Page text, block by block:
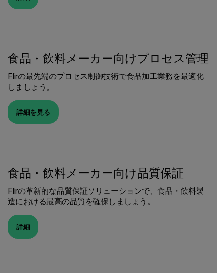
食品・飲料メーカー向けプロセス管理
Flirの最先端のプロセス制御技術で食品加工業務を最適化
しましょう。
詳細を見る
食品・飲料メーカー向け品質保証
Flirの革新的な品質保証ソリューションで、食品・飲料製
造における最高の品質を確保しましょう。
詳細